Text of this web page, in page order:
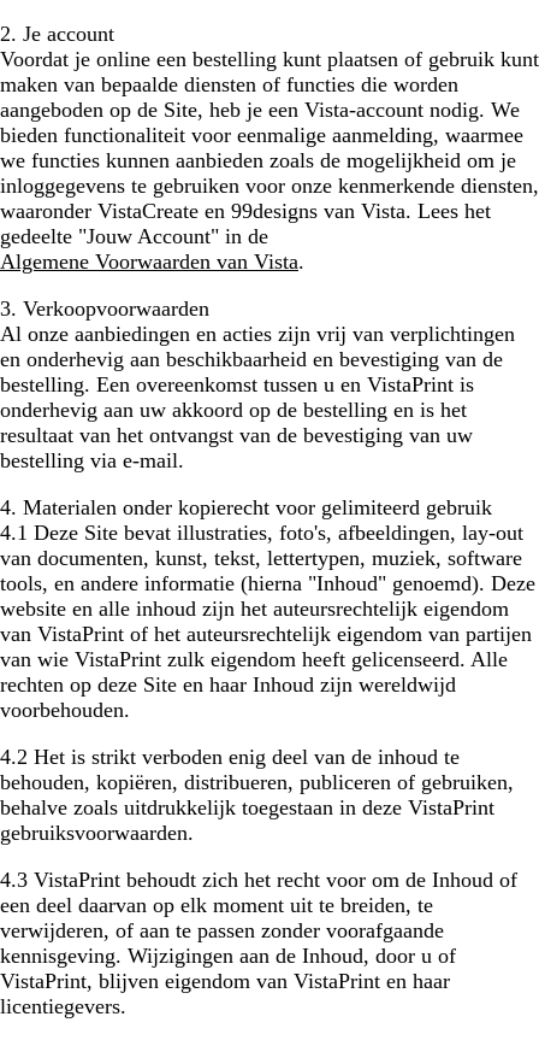
2. Je account
Voordat je online een bestelling kunt plaatsen of gebruik kunt
maken van bepaalde diensten of functies die worden
aangeboden op de Site, heb je een Vista-account nodig. We
bieden functionaliteit voor eenmalige aanmelding, waarmee
we functies kunnen aanbieden zoals de mogelijkheid om je
inloggegevens te gebruiken voor onze kenmerkende diensten,
waaronder VistaCreate en 99designs van Vista. Lees het
gedeelte "Jouw Account" in de
Algemene Voorwaarden van Vista.
3. Verkoopvoorwaarden
Al onze aanbiedingen en acties zijn vrij van verplichtingen
en onderhevig aan beschikbaarheid en bevestiging van de
bestelling. Een overeenkomst tussen u en VistaPrint is
onderhevig aan uw akkoord op de bestelling en is het
resultaat van het ontvangst van de bevestiging van uw
bestelling via e-mail.
4. Materialen onder kopierecht voor gelimiteerd gebruik
4.1 Deze Site bevat illustraties, foto's, afbeeldingen, lay-out
van documenten, kunst, tekst, lettertypen, muziek, software
tools, en andere informatie (hierna "Inhoud" genoemd). Deze
website en alle inhoud zijn het auteursrechtelijk eigendom
van VistaPrint of het auteursrechtelijk eigendom van partijen
van wie VistaPrint zulk eigendom heeft gelicenseerd. Alle
rechten op deze Site en haar Inhoud zijn wereldwijd
voorbehouden.
4.2 Het is strikt verboden enig deel van de inhoud te
behouden, kopiëren, distribueren, publiceren of gebruiken,
behalve zoals uitdrukkelijk toegestaan in deze VistaPrint
gebruiksvoorwaarden.
4.3 VistaPrint behoudt zich het recht voor om de Inhoud of
een deel daarvan op elk moment uit te breiden, te
verwijderen, of aan te passen zonder voorafgaande
kennisgeving. Wijzigingen aan de Inhoud, door u of
VistaPrint, blijven eigendom van VistaPrint en haar
licentiegevers.